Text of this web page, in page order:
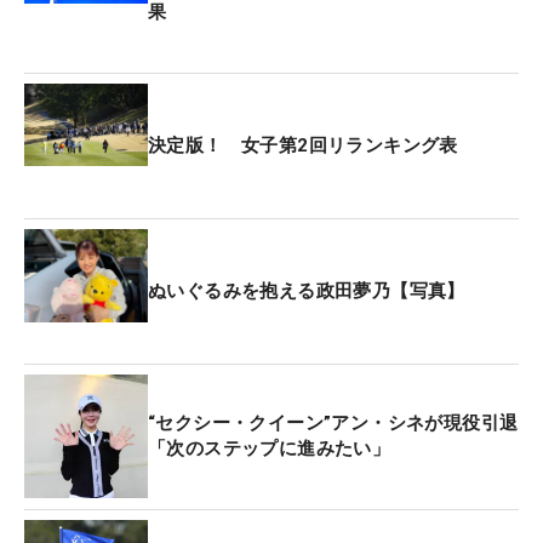
果
決定版！ 女子第2回リランキング表
ぬいぐるみを抱える政田夢乃【写真】
“セクシー・クイーン”アン・シネが現役引退
「次のステップに進みたい」